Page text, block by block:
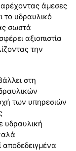
άμεσες
το υδραυλικό
σωστά
αξιοπιστία
την
στη
των υπηρεσιών
υδραυλική
αποδεδειγμένα